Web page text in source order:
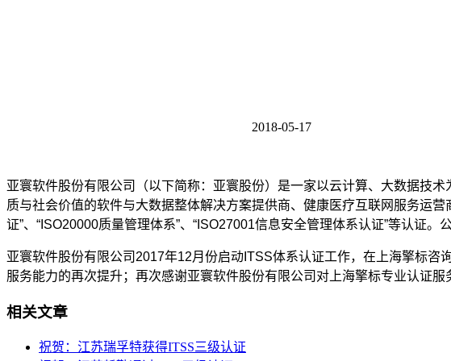
2018-05-17
亚寰软件股份有限公司（以下简称：亚寰股份）是一家以云计算、大数据技
质与社会价值的软件与大数据整体解决方案提供商、健康医疗互联网服务运
证”、“ISO20000质量管理体系”、“ISO27001信息安全管理体系认证”等认证
亚寰软件股份有限公司2017年12月份启动ITSS体系认证工作，在上海擎标
服务能力的再次提升；再次感谢亚寰软件股份有限公司对上海擎标专业认证
相关文章
祝贺：江苏瑞孚特获得ITSS三级认证